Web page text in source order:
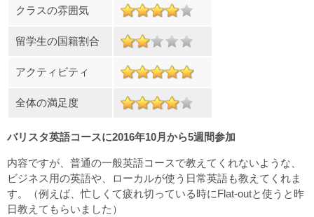
クラスの雰囲気
留学生の国籍割合
アクティビティ
全体の満足度
バリスタ英語コースに2016年10月から5週間参加
内容ですが、普通の一般英語コースで教えてくれないような、
ビジネス用の英語や、ローカルが使う日常英語も教えてくれま
す。（例えば、忙しくて疲れ切っている時にFlat-outと使うと昨
日教えてもらいました）